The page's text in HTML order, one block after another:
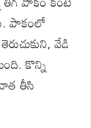
పాకంలో
వేడి
కొన్ని
తీసి